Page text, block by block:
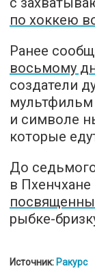
по хоккею
Ранее
восьмому
cоздатели
мультфильм
и символе
которые
До
в Пхенчхане
рыбке-
Источник: Ракурс